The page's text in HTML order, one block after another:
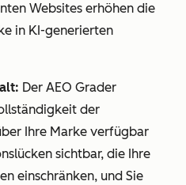
Websites erhöhen die
in KI-generierten
Der AEO Grader
der
Ihre Marke verfügbar
sichtbar, die Ihre
einschränken, und Sie